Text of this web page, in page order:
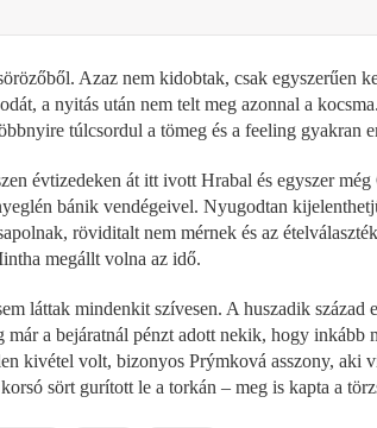
Azaz nem kidobtak, csak egyszerűen
a nyitás után nem telt meg azonnal a
túlcsordul a tömeg és a feeling gyakran
évtizedeken át itt ivott Hrabal és egyszer
bánik vendégeivel. Nyugodtan
röviditalt nem mérnek és az
megállt volna az idő.
láttak mindenkit szívesen. A huszadik
a bejáratnál pénzt adott nekik, hogy inkább
kivétel volt, bizonyos Prýmková asszony, aki
sört gurított le a torkán – meg is kapta a